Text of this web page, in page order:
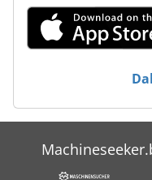
Ölçme Araçları
Ön Yükleyici